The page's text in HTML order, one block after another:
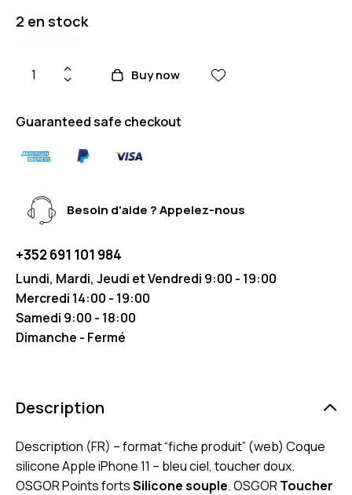
2 en stock
Buy now
Guaranteed safe checkout
Besoin d'aide ? Appelez-nous
+352 691 101 984
Lundi, Mardi, Jeudi et Vendredi 9:00 - 19:00
Mercredi 14:00 - 19:00
Samedi 9:00 - 18:00
Dimanche - Fermé
Description
Description (FR) – format “fiche produit” (web) Coque
silicone Apple iPhone 11 – bleu ciel, toucher doux.
OSGOR Points fortsSilicone souple. OSGORToucher